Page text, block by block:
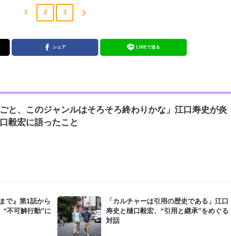
1 2 3
シェア LINEで送る
ごと、このジャンルはそろそろ終わりかな」江口寿史が炎
毅宏に語ったこと
で』第1話から
“不可解行動”に
「カルチャーは引用の歴史である」江口
寿史と樋口毅宏、“引用と継承”をめぐる
対話